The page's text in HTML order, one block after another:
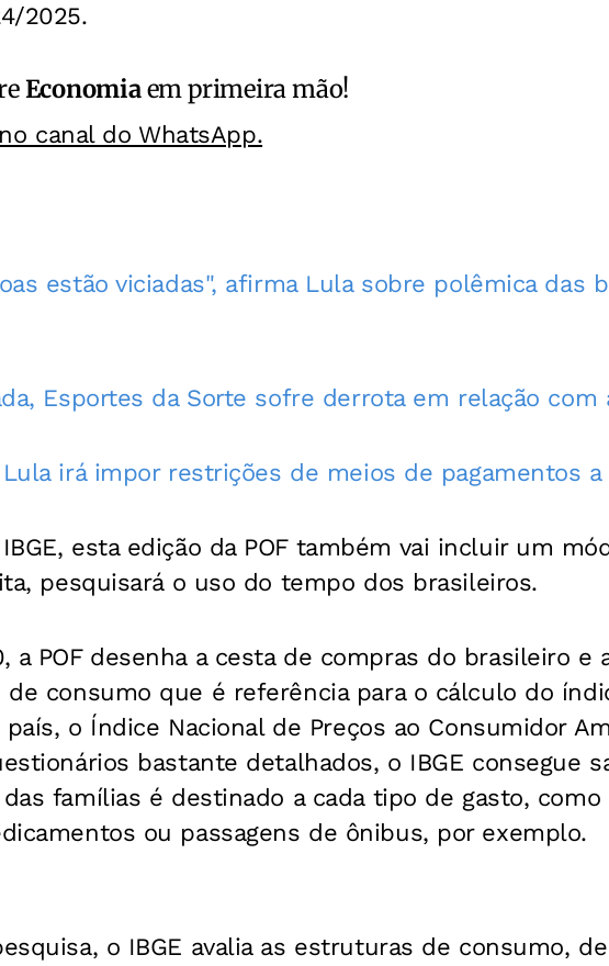
2025.
Economiaem primeira mão!
canal do WhatsApp.
estão viciadas", afirma Lula sobre polêmica das
Esportes da Sorte sofre derrota em relação com
Lula irá impor restrições de meios de pagamentos
esta edição da POF também vai incluir um
pesquisará o uso do tempo dos brasileiros.
a POF desenha a cesta de compras do brasileiro e
de consumo que é referência para o cálculo do
o Índice Nacional de Preços ao Consumidor
bastante detalhados, o IBGE consegue
famílias é destinado a cada tipo de gasto,
ou passagens de ônibus, por exemplo.
o IBGE avalia as estruturas de consumo,